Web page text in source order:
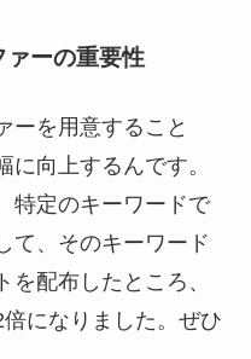
ァーの重要性
ーを用意すること
向上するんです。
特定のキーワードで
て、そのキーワード
配布したところ、
になりました。ぜひ